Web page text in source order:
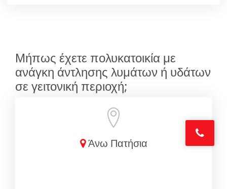
Μήπως έχετε πολυκατοικία με
ανάγκη άντλησης λυμάτων ή υδάτων
σε γειτονική περιοχή;
Άνω Πατήσια